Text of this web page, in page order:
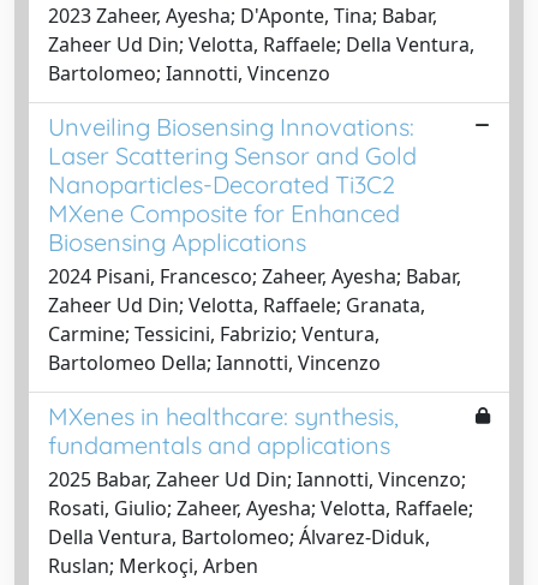
2023 Zaheer, Ayesha; D'Aponte, Tina; Babar,
Zaheer Ud Din; Velotta, Raffaele; Della Ventura,
Bartolomeo; Iannotti, Vincenzo
Unveiling Biosensing Innovations:
Laser Scattering Sensor and Gold
Nanoparticles-Decorated Ti3C2
MXene Composite for Enhanced
Biosensing Applications
2024 Pisani, Francesco; Zaheer, Ayesha; Babar,
Zaheer Ud Din; Velotta, Raffaele; Granata,
Carmine; Tessicini, Fabrizio; Ventura,
Bartolomeo Della; Iannotti, Vincenzo
MXenes in healthcare: synthesis,
fundamentals and applications
2025 Babar, Zaheer Ud Din; Iannotti, Vincenzo;
Rosati, Giulio; Zaheer, Ayesha; Velotta, Raffaele;
Della Ventura, Bartolomeo; Álvarez-Diduk,
Ruslan; Merkoçi, Arben